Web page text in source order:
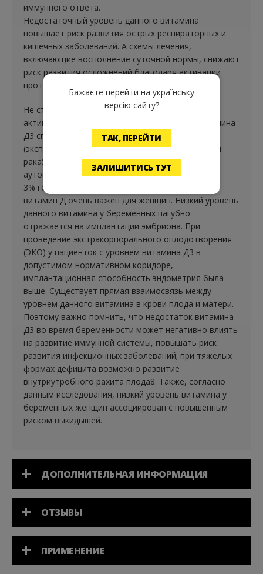
иммунного ответа.
Недостаточный уровень данного витамина
повышает риск развития острых респираторных и
кишечных заболеваний. А схемы лечения,
включающие восполнение суточной нормы, снижают
риск развития осложнений благодаря активации
противовоспалительных агентов.
Не стоит забывать, что витамин Д3 регулирует
активность генов - улучшение показателя витамина
Д3 способствует изменению выраженности
(экспрессии) генов, связанных с риском развития
рака5,6 сердечно-сосудистых заболеваний,
аутоиммунных расстройств.
3% генома подвержены влиянию витамина Д.
витамин Д очень важен для женщин. Низкий уровень
данного витамина у беременных пагубно
отражается на имплантации эмбриона. При
проведение экстракорпорального оплодотворения
(ЭКО) у пациенток с уровнем витамина Д3 в
допустимом нормативном коридоре,
имплантационная способность эндометрия была
выше. Существует прямая взаимосвязь между
уровнем данного витамина в крови плода и матери.
Поэтому важно помнить, что недостаток витамина
Д3 во время беременности может негативно влиять
на развитие иммунной системы, повышать риск
развития инфекционных заболеваний; при тяжелых
формах дефицита возможно развитие
внутриутробного рахита плода8. Также, согласно
данным исследования, низкий уровень витамина у
беременных женщин ассоциирован с повышенным
риском выкидышей.
ДОПОЛНИТЕЛЬНАЯ ИНФОРМАЦИЯ
ОТЗЫВЫ
ПРИМЕНЕНИЕ
Бажаєте перейти на українську
версію сайту?
ТАК, ПЕРЕЙТИ
ЗАЛИШИТИСЬ ТУТ